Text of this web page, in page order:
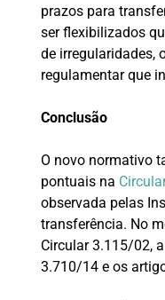
prazos para
ser flexibilizados
de irregularidades,
regulamentar que
Conclusão
O novo normativo
pontuais na
observada pelas
transferência. No
Circular 3.115/02,
3.710/14 e os